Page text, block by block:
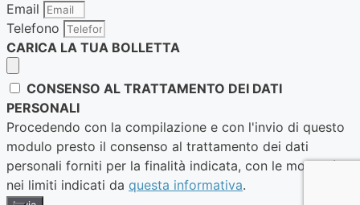
Email
Telefono
CARICA LA TUA BOLLETTA
CONSENSO AL TRATTAMENTO DEI DATI
PERSONALI
Procedendo con la compilazione e con l'invio di questo
modulo presto il consenso al trattamento dei dati
personali forniti per la finalità indicata, con le modalità e
nei limiti indicati da questa informativa.